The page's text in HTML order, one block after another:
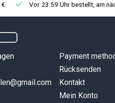
€ Vor 23:59 Uhr bestellt, am
Payment
Rücksenden
Kontakt
Mein Konto